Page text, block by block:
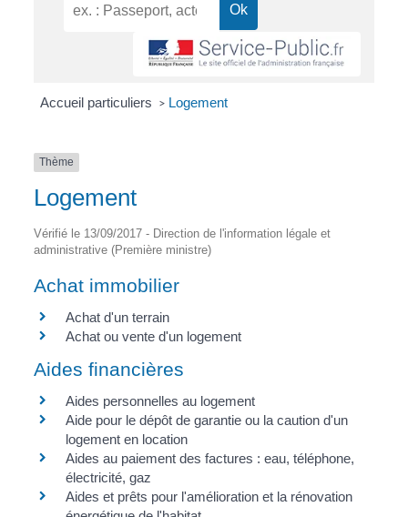
Accueil particuliers > Logement
Thème
Logement
Vérifié le 13/09/2017 - Direction de l'information légale et
administrative (Première ministre)
Achat immobilier
Achat d'un terrain
Achat ou vente d'un logement
Aides financières
Aides personnelles au logement
Aide pour le dépôt de garantie ou la caution d'un
logement en location
Aides au paiement des factures : eau, téléphone,
électricité, gaz
Aides et prêts pour l'amélioration et la rénovation